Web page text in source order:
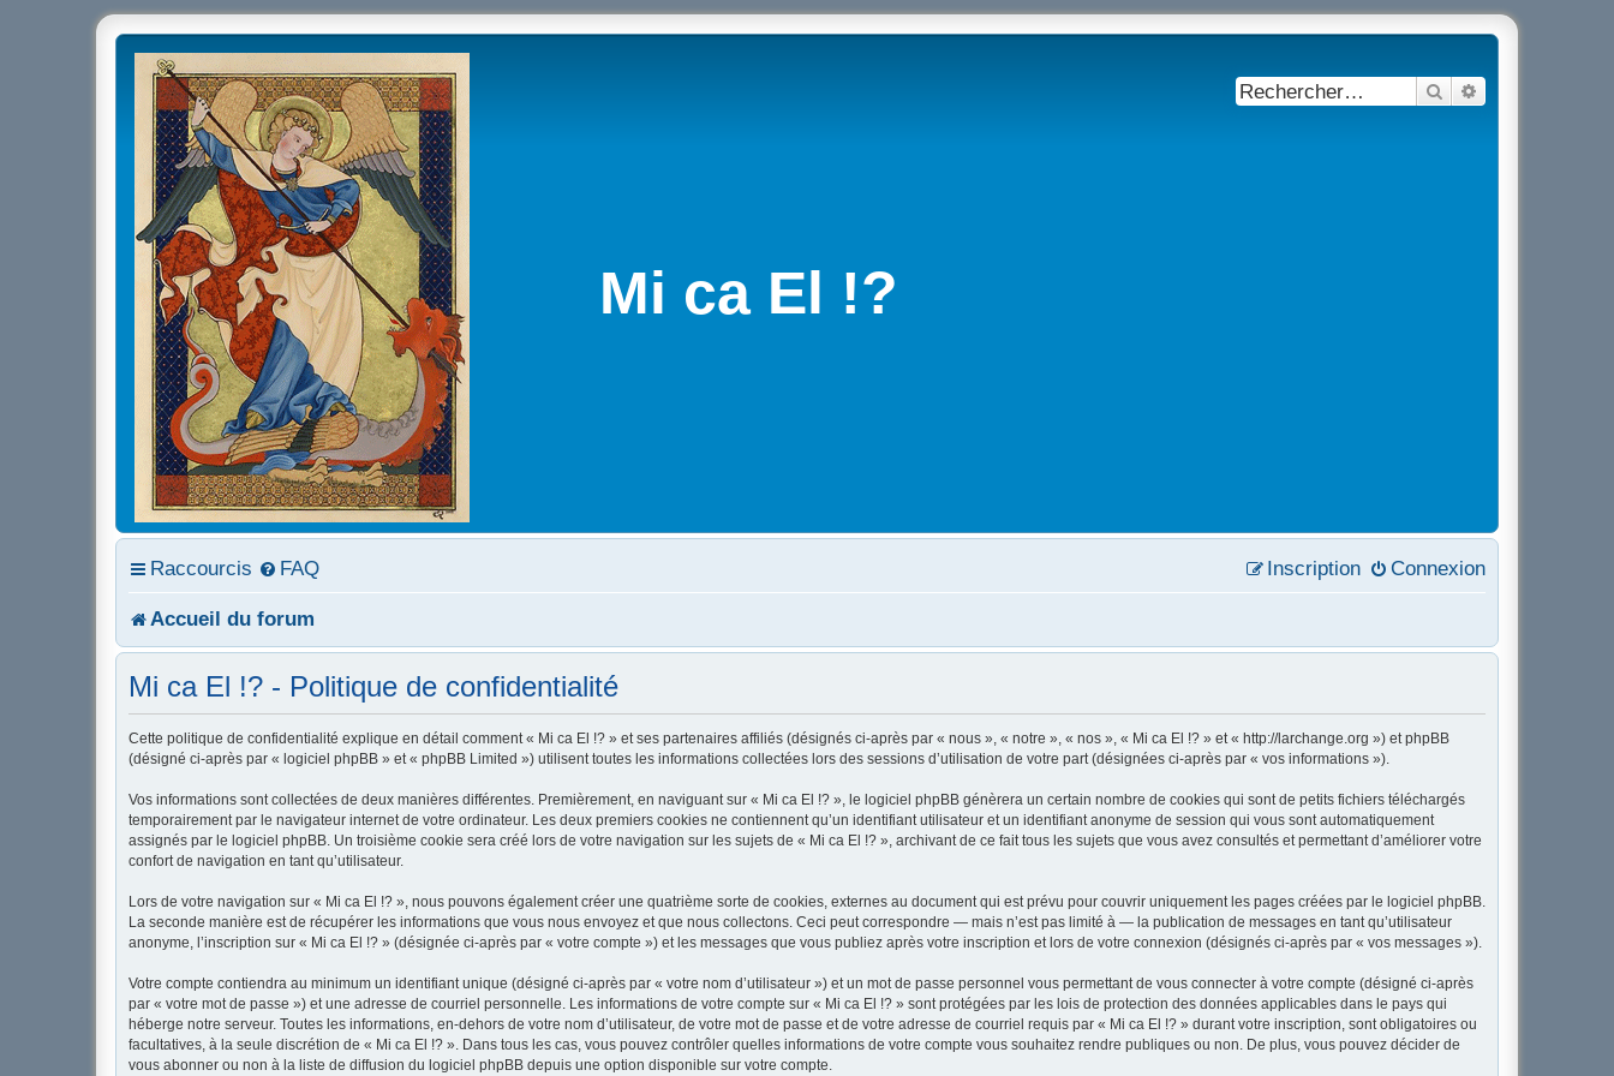
Mi ca El !?
Rechercher
Raccourcis FAQ Connexion
Inscription
Accueil du forum
Mi ca El !? - Politique de confidentialité
Cette politique de confidentialité explique en détail comment « Mi ca El !? » et ses partenaires affiliés (désignés ci-après par « nous », « notre », « nos », « Mi ca El !? » et « http://larchange.org ») et phpBB
(désigné ci-après par « logiciel phpBB » et « phpBB Limited ») utilisent toutes les informations collectées lors des sessions d’utilisation de votre part (désignées ci-après par « vos informations »).
Vos informations sont collectées de deux manières différentes. Premièrement, en naviguant sur « Mi ca El !? », le logiciel phpBB génèrera un certain nombre de cookies qui sont de petits fichiers téléchargés
temporairement par le navigateur internet de votre ordinateur. Les deux premiers cookies ne contiennent qu’un identifiant utilisateur et un identifiant anonyme de session qui vous sont automatiquement
assignés par le logiciel phpBB. Un troisième cookie sera créé lors de votre navigation sur les sujets de « Mi ca El !? », archivant de ce fait tous les sujets que vous avez consultés et permettant d’améliorer votre
confort de navigation en tant qu’utilisateur.
Lors de votre navigation sur « Mi ca El !? », nous pouvons également créer une quatrième sorte de cookies, externes au document qui est prévu pour couvrir uniquement les pages créées par le logiciel phpBB.
La seconde manière est de récupérer les informations que vous nous envoyez et que nous collectons. Ceci peut correspondre — mais n’est pas limité à — la publication de messages en tant qu’utilisateur
anonyme, l’inscription sur « Mi ca El !? » (désignée ci-après par « votre compte ») et les messages que vous publiez après votre inscription et lors de votre connexion (désignés ci-après par « vos messages »).
Votre compte contiendra au minimum un identifiant unique (désigné ci-après par « votre nom d’utilisateur ») et un mot de passe personnel vous permettant de vous connecter à votre compte (désigné ci-après
par « votre mot de passe ») et une adresse de courriel personnelle. Les informations de votre compte sur « Mi ca El !? » sont protégées par les lois de protection des données applicables dans le pays qui
héberge notre serveur. Toutes les informations, en-dehors de votre nom d’utilisateur, de votre mot de passe et de votre adresse de courriel requis par « Mi ca El !? » durant votre inscription, sont obligatoires ou
facultatives, à la seule discrétion de « Mi ca El !? ». Dans tous les cas, vous pouvez contrôler quelles informations de votre compte vous souhaitez rendre publiques ou non. De plus, vous pouvez décider de
vous abonner ou non à la liste de diffusion du logiciel phpBB depuis une option disponible sur votre compte.